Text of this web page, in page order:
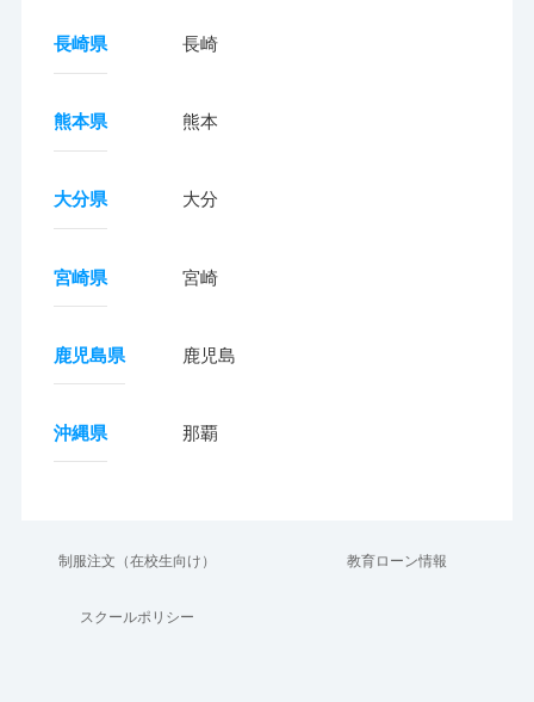
長崎県 長崎
熊本県 熊本
大分県 大分
宮崎県 宮崎
鹿児島県 鹿児島
沖縄県 那覇
制服注文（在校生向け） 教育ローン情報
スクールポリシー